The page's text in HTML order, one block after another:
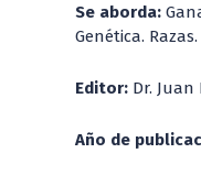
Se aborda:
Genética.
Editor: Dr. Juan
Año de